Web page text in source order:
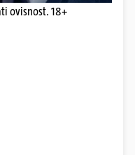
ovisnost. 18+